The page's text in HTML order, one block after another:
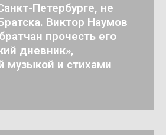
Петербурге, не
Виктор Наумов
прочесть его
дневник»,
музыкой и стихами